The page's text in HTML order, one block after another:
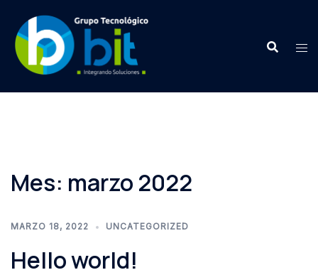
contenido
Mes: marzo 2022
MARZO 18, 2022 UNCATEGORIZED
Hello world!